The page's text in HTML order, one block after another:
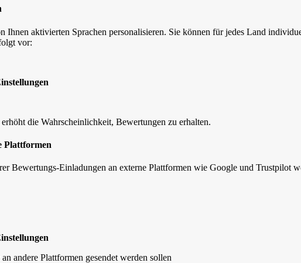
Ihnen aktivierten Sprachen personalisieren. Sie können für jedes Land
vor:
die Wahrscheinlichkeit, Bewertungen zu erhalten.
Plattformen
Bewertungs-Einladungen an externe Plattformen wie Google und Trustpilot
andere Plattformen gesendet werden sollen